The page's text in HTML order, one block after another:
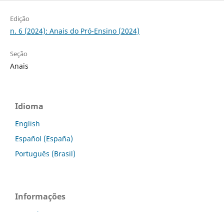
Edição
n. 6 (2024): Anais do Pró-Ensino (2024)
Seção
Anais
Idioma
English
Español (España)
Português (Brasil)
Informações